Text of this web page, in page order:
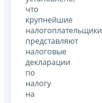
что
крупнейшие
налогоплательщики
представляют
налоговые
декларации
по
налогу
на